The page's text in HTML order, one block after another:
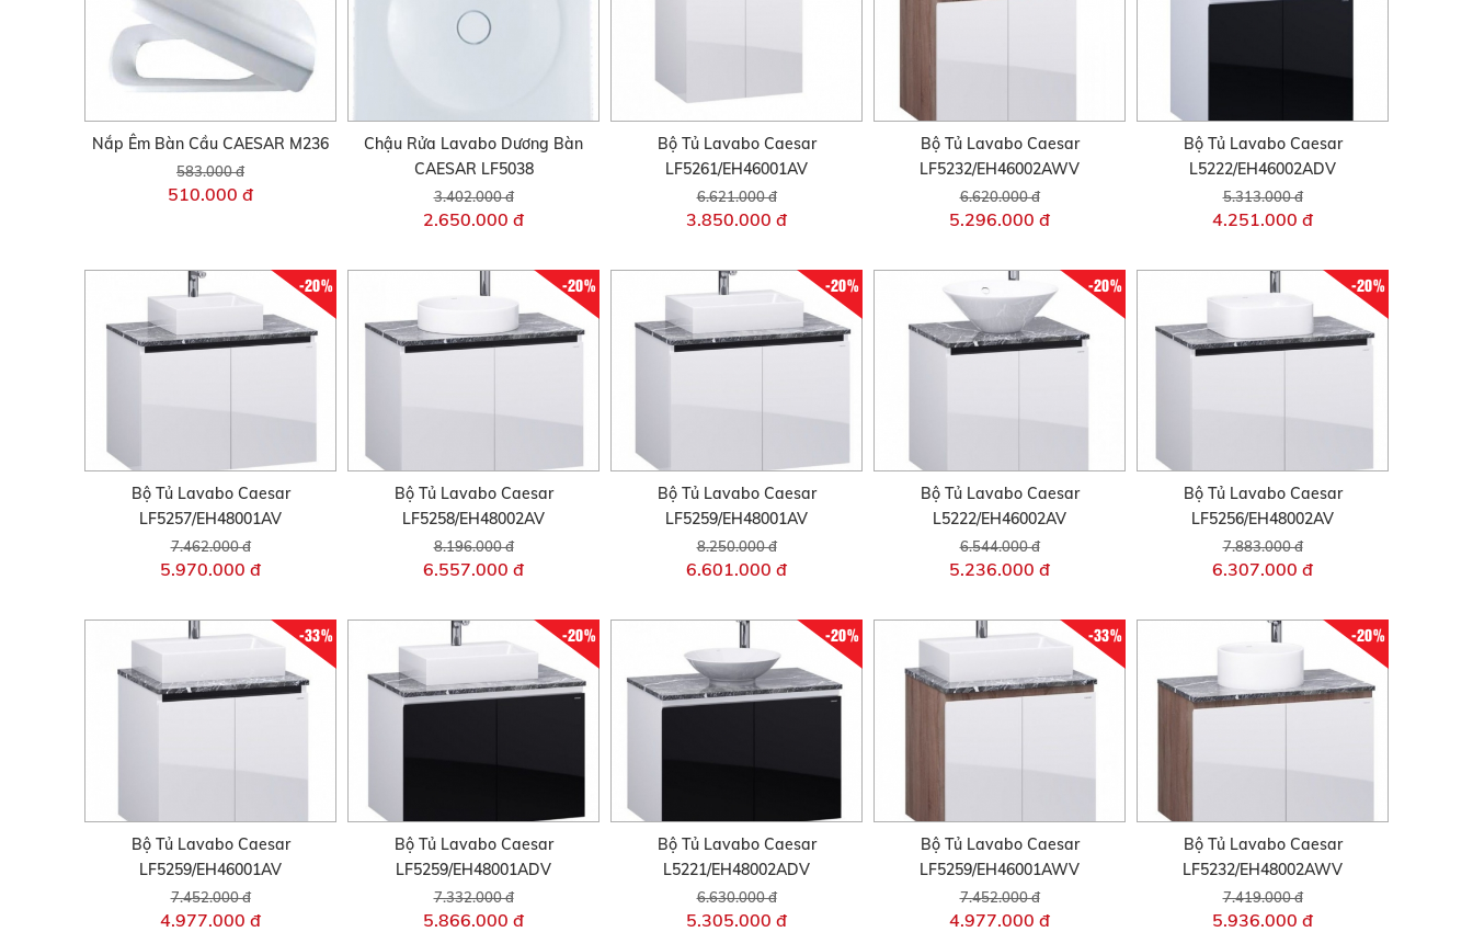
Nắp Êm Bàn Cầu CAESAR M236
583.000 đ
510.000 đ
Chậu Rửa Lavabo Dương Bàn
CAESAR LF5038
3.402.000 đ
2.650.000 đ
Bộ Tủ Lavabo Caesar
LF5261/EH46001AV
6.621.000 đ
3.850.000 đ
Bộ Tủ Lavabo Caesar
LF5232/EH46002AWV
6.620.000 đ
5.296.000 đ
Bộ Tủ Lavabo Caesar
L5222/EH46002ADV
5.313.000 đ
4.251.000 đ
-20%
Bộ Tủ Lavabo Caesar
LF5257/EH48001AV
7.462.000 đ
5.970.000 đ
-20%
Bộ Tủ Lavabo Caesar
LF5258/EH48002AV
8.196.000 đ
6.557.000 đ
-20%
Bộ Tủ Lavabo Caesar
LF5259/EH48001AV
8.250.000 đ
6.601.000 đ
-20%
Bộ Tủ Lavabo Caesar
L5222/EH46002AV
6.544.000 đ
5.236.000 đ
-20%
Bộ Tủ Lavabo Caesar
LF5256/EH48002AV
7.883.000 đ
6.307.000 đ
-33%
Bộ Tủ Lavabo Caesar
LF5259/EH46001AV
7.452.000 đ
4.977.000 đ
-20%
Bộ Tủ Lavabo Caesar
LF5259/EH48001ADV
7.332.000 đ
5.866.000 đ
-20%
Bộ Tủ Lavabo Caesar
L5221/EH48002ADV
6.630.000 đ
5.305.000 đ
-33%
Bộ Tủ Lavabo Caesar
LF5259/EH46001AWV
7.452.000 đ
4.977.000 đ
-20%
Bộ Tủ Lavabo Caesar
LF5232/EH48002AWV
7.419.000 đ
5.936.000 đ